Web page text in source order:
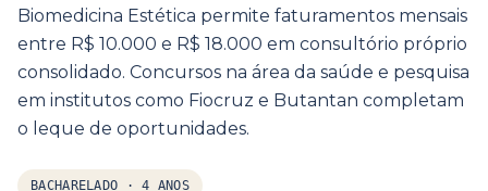
Biomedicina Estética permite faturamentos mensais
entre R$ 10.000 e R$ 18.000 em consultório próprio
consolidado. Concursos na área da saúde e pesquisa
em institutos como Fiocruz e Butantan completam
o leque de oportunidades.
BACHARELADO ·4 ANOS